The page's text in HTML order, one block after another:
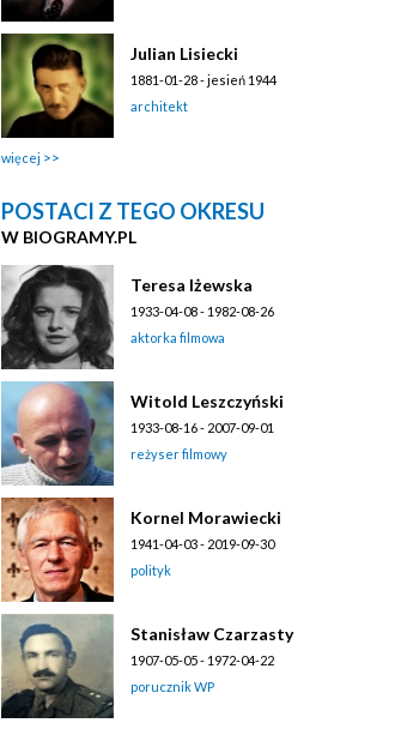
Julian Lisiecki
1881-01-28 - jesień 1944
architekt
więcej
POSTACI Z TEGO OKRESU
W BIOGRAMY.PL
Teresa Iżewska
1933-04-08 - 1982-08-26
aktorka filmowa
Witold Leszczyński
1933-08-16 - 2007-09-01
reżyser filmowy
Kornel Morawiecki
1941-04-03 - 2019-09-30
polityk
Stanisław Czarzasty
1907-05-05 - 1972-04-22
porucznik WP